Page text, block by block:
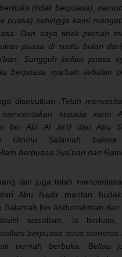
(tidak berpuasa),
puasa) sehingga kami
Dan saya tidak pernah
puasa di suatu bulan
Sungguh beliau puasa
berpuasa sya'bah sebulan
disebutkan :Telah
kepada kami
bin Abi Al Ja'd dari Abu
Ummu Salamah bahwa
berpuasa Sya'ban dan
lain juga telah
Abu Nadlr mantan
Salamah bin Abdurrahman dari
wasallam, ia berkata,
berpuasa terus menerus
pernah berbuka. Beliau